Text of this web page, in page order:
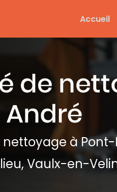
Accueil
nettoyage à
Vaulx-en-